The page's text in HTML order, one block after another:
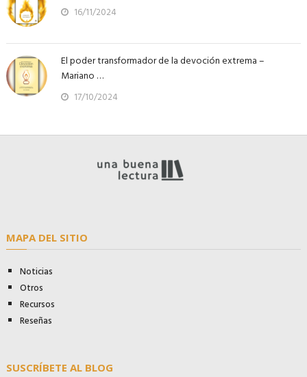
16/11/2024
El poder transformador de la devoción extrema –
Mariano …
17/10/2024
MAPA DEL SITIO
Noticias
Otros
Recursos
Reseñas
SUSCRÍBETE AL BLOG